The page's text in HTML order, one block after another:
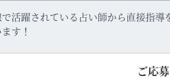
活躍されている占い師から直接指
す！
ご応